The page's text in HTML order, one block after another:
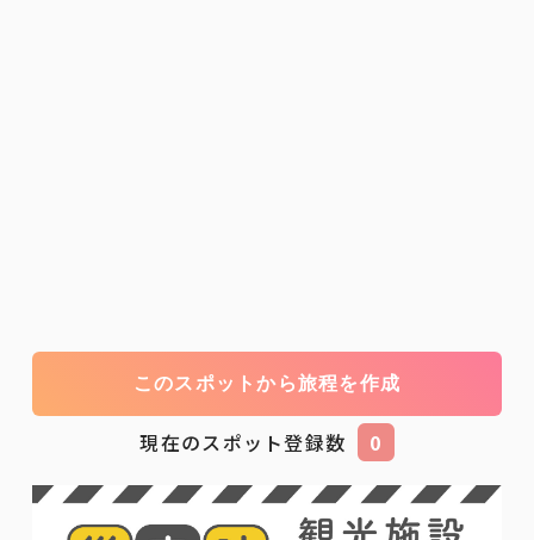
このスポットから旅程を作成
現在のスポット登録数 0